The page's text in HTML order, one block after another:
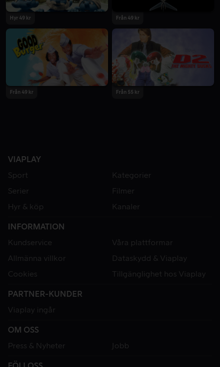
Hyr 49 kr Från 49 kr
Från 49 kr Från 55 kr
VIAPLAY
Sport
Kategorier
Serier
Filmer
Hyr & köp
Kanaler
INFORMATION
Kundservice
Våra plattformar
Allmänna villkor
Dataskydd & Viaplay
Cookies
Tillgänglighet hos Viaplay
PARTNER-KUNDER
Viaplay ingår
OM OSS
Press & Nyheter
Jobb